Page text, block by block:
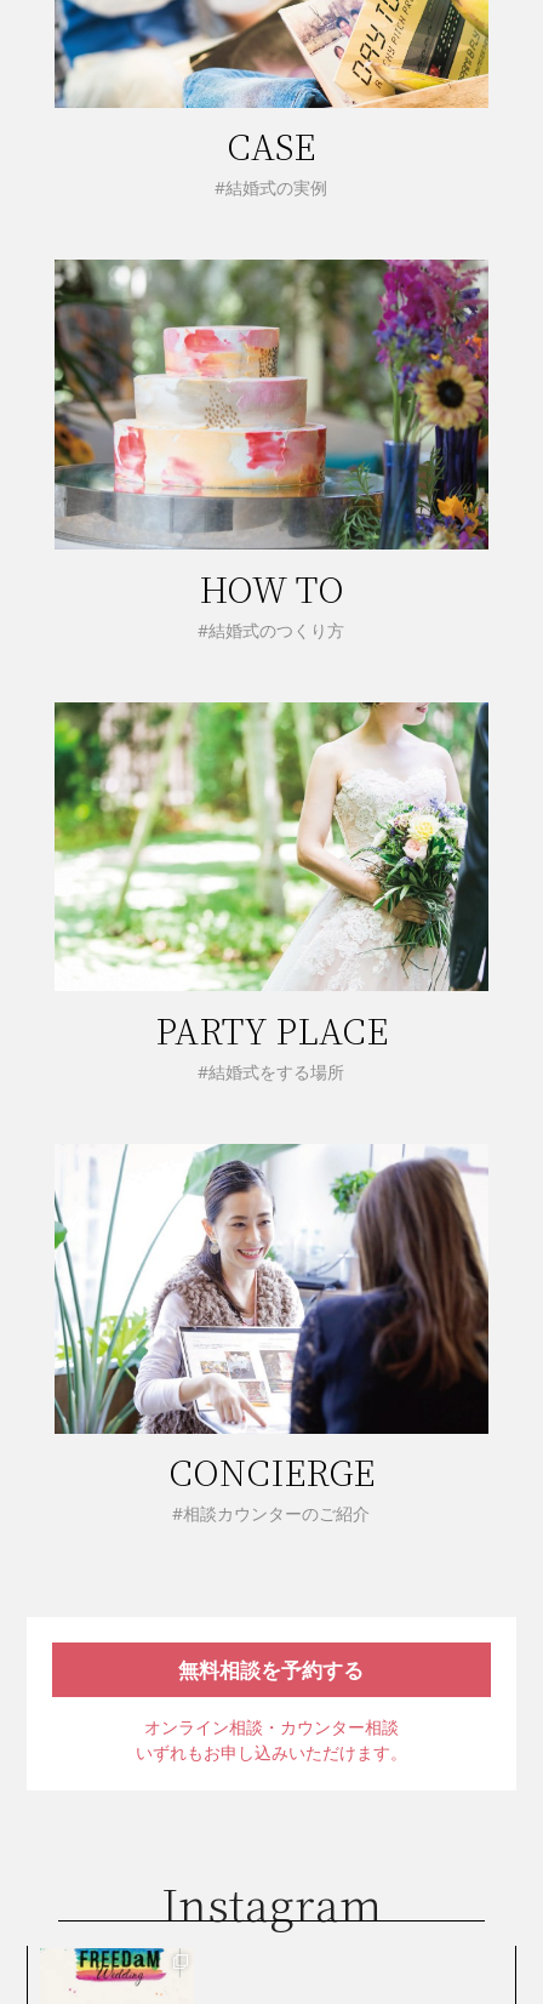
CASE
#結婚式の実例
HOW TO
#結婚式のつくり方
PARTY PLACE
#結婚式をする場所
CONCIERGE
#相談カウンターのご紹介
無料相談を予約する
オンライン相談・カウンター相談
いずれもお申し込みいただけます。
Instagram